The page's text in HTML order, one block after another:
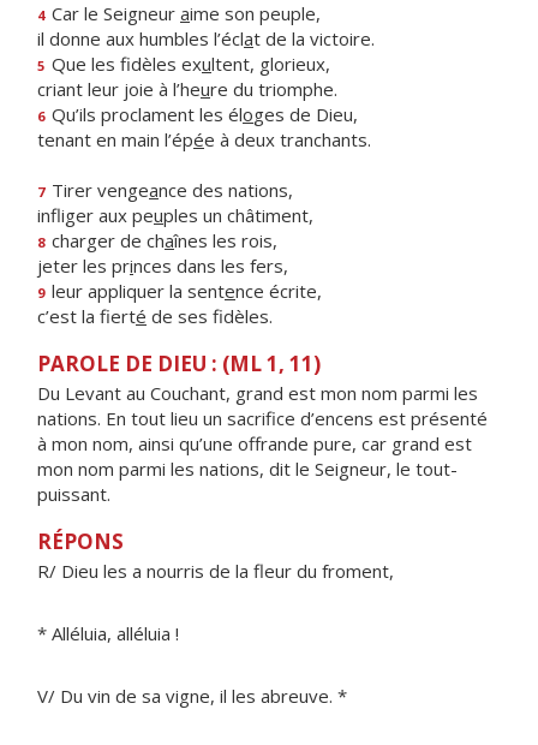
4 Car le Seigneur aime son peuple,
il donne aux humbles l’éclat de la victoire.
5 Que les fidèles exultent, glorieux,
criant leur joie à l’heure du triomphe.
6 Qu’ils proclament les éloges de Dieu,
tenant en main l’épée à deux tranchants.
7 Tirer vengeance des nations,
infliger aux peuples un châtiment,
8 charger de chaînes les rois,
jeter les princes dans les fers,
9 leur appliquer la sentence écrite,
c’est la fierté de ses fidèles.
PAROLE DE DIEU : (ML 1, 11)
Du Levant au Couchant, grand est mon nom parmi les
nations. En tout lieu un sacrifice d’encens est présenté
à mon nom, ainsi qu’une offrande pure, car grand est
mon nom parmi les nations, dit le Seigneur, le tout-
puissant.
RÉPONS
R/ Dieu les a nourris de la fleur du froment,
* Alléluia, alléluia !
V/ Du vin de sa vigne, il les abreuve. *